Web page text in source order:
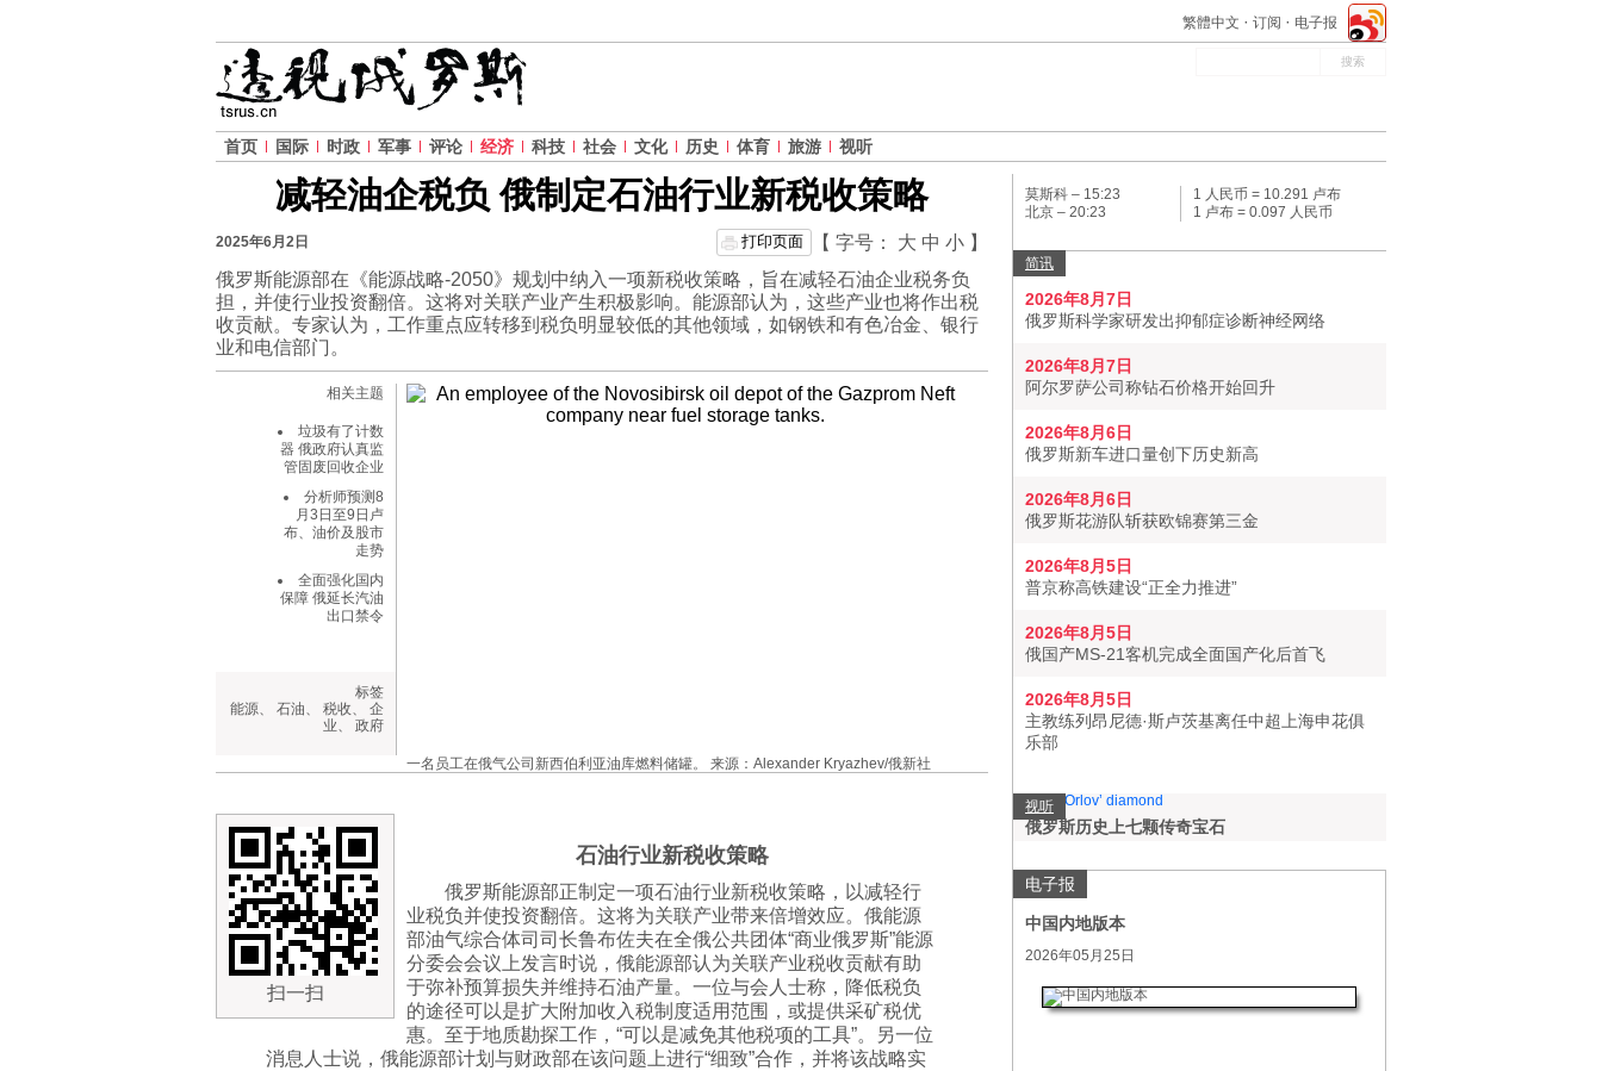
繁體中文 订阅 电子报
首页 国际 时政 军事 评论 经济 科技 社会 文化 历史 体育 旅游 视听
减轻油企税负 俄制定石油行业新税收策略
2025年6月2日 【 字号： 大 中 小 】
打印页面
俄罗斯能源部在《能源战略-2050》规划中纳入一项新税收策略，旨在减轻石油企业税务负
担，并使行业投资翻倍。这将对关联产业产生积极影响。能源部认为，这些产业也将作出税
收贡献。专家认为，工作重点应转移到税负明显较低的其他领域，如钢铁和有色冶金、银行
业和电信部门。
相关主题
垃圾有了计数
器 俄政府认真监
管固废回收企业
分析师预测8
月3日至9日卢
布、油价及股市
走势
全面强化国内
保障 俄延长汽油
出口禁令
标签
能源、 石油、 税收、 企
业、 政府
一名员工在俄气公司新西伯利亚油库燃料储罐。 来源：Alexander Kryazhev/俄新社
扫一扫
石油行业新税收策略
俄罗斯能源部正制定一项石油行业新税收策略，以减轻行
业税负并使投资翻倍。这将为关联产业带来倍增效应。俄能源
部油气综合体司司长鲁布佐夫在全俄公共团体“商业俄罗斯”能源
分委会会议上发言时说，俄能源部认为关联产业税收贡献有助
于弥补预算损失并维持石油产量。一位与会人士称，降低税负
的途径可以是扩大附加收入税制度适用范围，或提供采矿税优
惠。至于地质勘探工作，“可以是减免其他税项的工具”。另一位
消息人士说，俄能源部计划与财政部在该问题上进行“细致”合作，并将该战略实
莫斯科 – 15:23
北京 – 20:23
1 人民币 = 10.291 卢布
1 卢布 = 0.097 人民币
简讯
2026年8月7日
俄罗斯科学家研发出抑郁症诊断神经网络
2026年8月7日
阿尔罗萨公司称钻石价格开始回升
2026年8月6日
俄罗斯新车进口量创下历史新高
2026年8月6日
俄罗斯花游队斩获欧锦赛第三金
2026年8月5日
普京称高铁建设“正全力推进”
2026年8月5日
俄国产MS-21客机完成全面国产化后首飞
2026年8月5日
主教练列昂尼德·斯卢茨基离任中超上海申花俱
乐部
视听
俄罗斯历史上七颗传奇宝石
电子报
中国内地版本
2026年05月25日